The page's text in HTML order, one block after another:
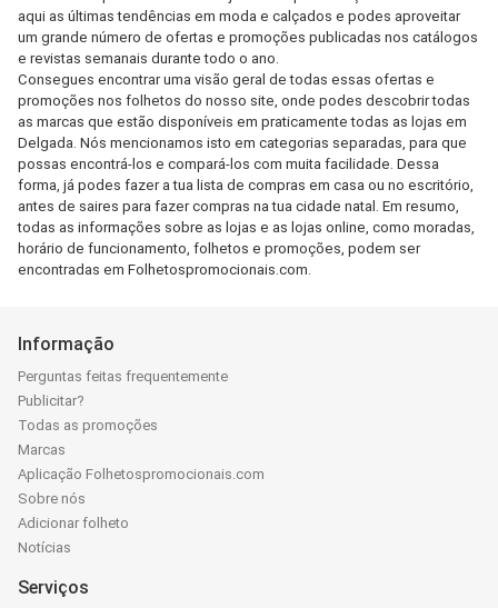
aqui as últimas tendências em moda e calçados e podes aproveitar
um grande número de ofertas e promoções publicadas nos catálogos
e revistas semanais durante todo o ano.
Consegues encontrar uma visão geral de todas essas ofertas e
promoções nos folhetos do nosso site, onde podes descobrir todas
as marcas que estão disponíveis em praticamente todas as lojas em
Delgada. Nós mencionamos isto em categorias separadas, para que
possas encontrá-los e compará-los com muita facilidade. Dessa
forma, já podes fazer a tua lista de compras em casa ou no escritório,
antes de saires para fazer compras na tua cidade natal. Em resumo,
todas as informações sobre as lojas e as lojas online, como moradas,
horário de funcionamento, folhetos e promoções, podem ser
encontradas em Folhetospromocionais.com.
Informação
Perguntas feitas frequentemente
Publicitar?
Todas as promoções
Marcas
Aplicação Folhetospromocionais.com
Sobre nós
Adicionar folheto
Notícias
Serviços